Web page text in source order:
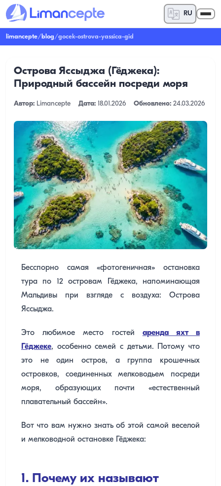
RU
limancepte/blog/gocek-ostrova-yassica-gid
Острова Яссыджа (Гёджека):
Природный бассейн посреди моря
Автор: Limancepte Дата: 18.01.2026 Обновлено: 24.03.2026
Бесспорно самая «фотогеничная» остановка
тура по 12 островам Гёджека, напоминающая
Мальдивы при взгляде с воздуха: Острова
Яссыджа.
Это любимое место гостей аренда яхт в
Гёджеке, особенно семей с детьми. Потому что
это не один остров, а группа крошечных
островков, соединенных мелководьем посреди
моря, образующих почти «естественный
плавательный бассейн».
Вот что вам нужно знать об этой самой веселой
и мелководной остановке Гёджека:
1. Почему их называют